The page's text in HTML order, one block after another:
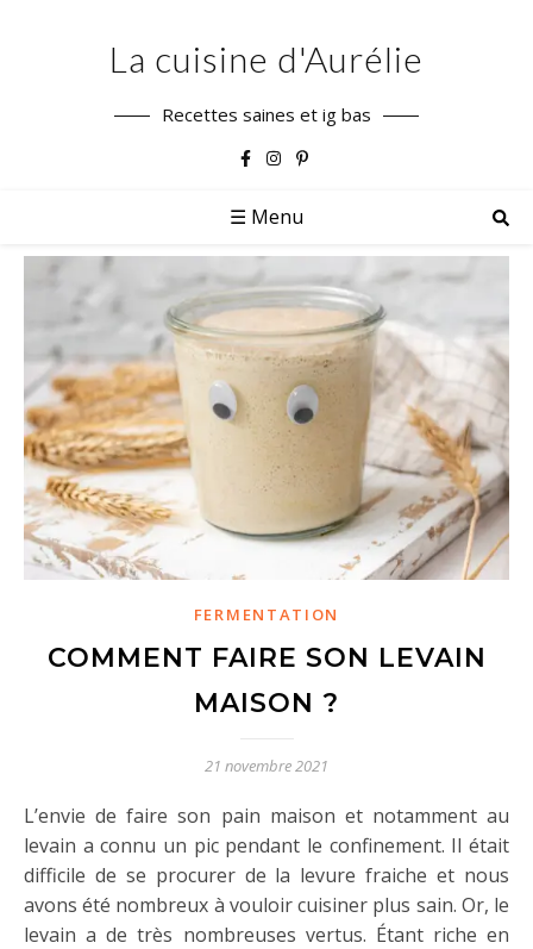
La cuisine d'Aurélie
Recettes saines et ig bas
☰ Menu
FERMENTATION
COMMENT FAIRE SON LEVAIN
MAISON ?
21 novembre 2021
L’envie de faire son pain maison et notamment au
levain a connu un pic pendant le confinement. Il était
difficile de se procurer de la levure fraiche et nous
avons été nombreux à vouloir cuisiner plus sain. Or, le
levain a de très nombreuses vertus. Étant riche en